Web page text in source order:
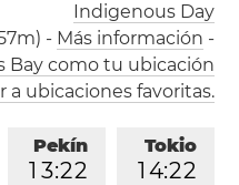
Indigenous Day
- Más información -
Bay como tu ubicación
a ubicaciones favoritas.
Tokio
1 4:22
Pekín
1 3:22